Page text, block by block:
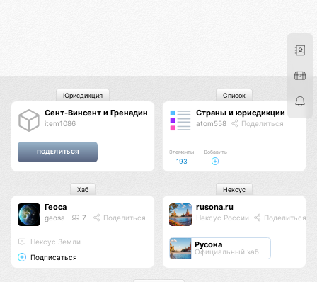
Сент-Винсент и Гренадины
item1086
Юрисдикция
Страны и юрисдикции
atom558 Поделиться
Элементы
193
Добавить
Список
Геоса
geosa 7 Поделиться
Нексус Земли
Подписаться
Хаб
rusona.ru
Нексус России Поделиться
Русона
Официальный хаб
Нексус